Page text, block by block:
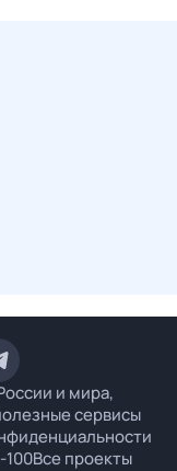
и мира,
сервисы
100Все проекты